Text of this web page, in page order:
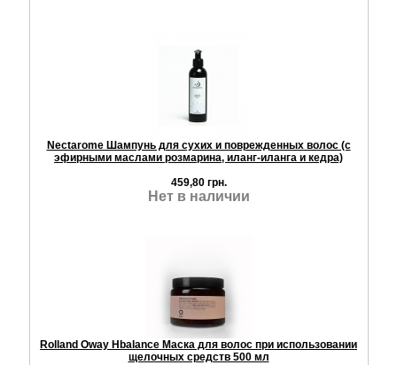
Nectarome Шампунь для сухих и поврежденных волос (с
эфирными маслами розмарина, иланг-иланга и кедра)
459,80 грн.
Нет в наличии
Rolland Oway Hbalance Маска для волос при использовании
щелочных средств 500 мл